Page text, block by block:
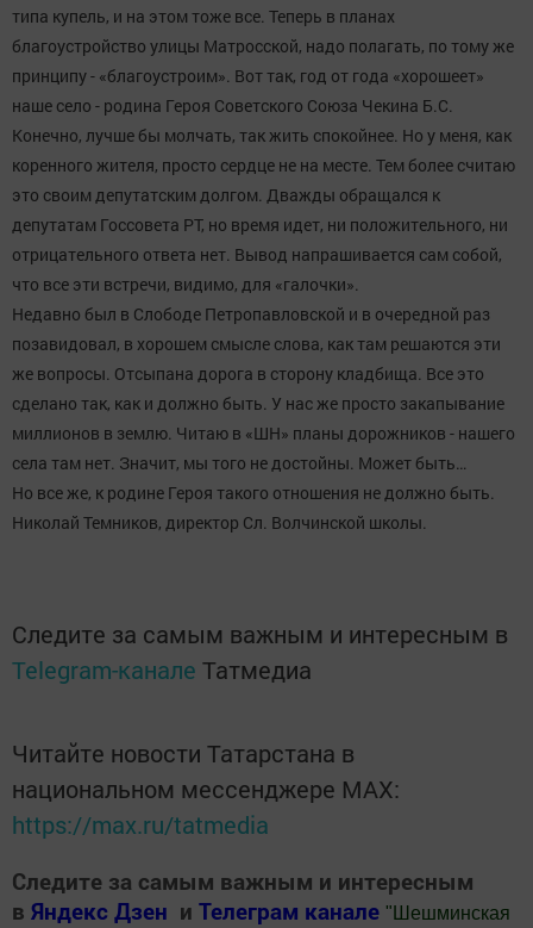
типа купель, и на этом тоже все. Теперь в планах
благоустройство улицы Матросской, надо полагать, по тому же
принципу - «благоустроим». Вот так, год от года «хорошеет»
наше село - родина Героя Советского Союза Чекина Б.С.
Конечно, лучше бы молчать, так жить спокойнее. Но у меня, как
коренного жителя, просто сердце не на месте. Тем более считаю
это своим депутатским долгом. Дважды обращался к
депутатам Госсовета РТ, но время идет, ни положительного, ни
отрицательного ответа нет. Вывод напрашивается сам собой,
что все эти встречи, видимо, для «галочки».
Недавно был в Слободе Петропавловской и в очередной раз
позавидовал, в хорошем смысле слова, как там решаются эти
же вопросы. Отсыпана дорога в сторону кладбища. Все это
сделано так, как и должно быть. У нас же просто закапывание
миллионов в землю. Читаю в «ШН» планы дорожников - нашего
села там нет. Значит, мы того не достойны. Может быть…
Но все же, к родине Героя такого отношения не должно быть.
Николай Темников, директор Сл. Волчинской школы.
Следите за самым важным и интересным в
Telegram-канале Татмедиа
Читайте новости Татарстана в
национальном мессенджере MАХ:
https://max.ru/tatmedia
Следите за самым важным и интересным
в Яндекс Дзен и Телеграм канале " Шешминская